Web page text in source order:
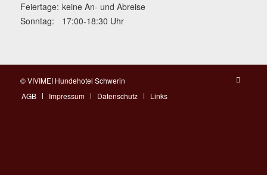
Feiertage: keine An- und Abreise
Sonntag:
17:00-18:30 Uhr
© VIVIMEI Hundehotel Schwerin
AGB
Impressum Datenschutz Links